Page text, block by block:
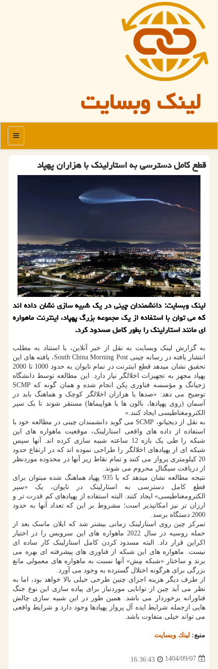
لینک وبسایت
منو
قطع کامل دسترسی به استارلینک با هزاران پهپاد
لینک وبسایت: دانشمندان چینی در یک شبیه سازی نشان داده اند
که می توان با استفاده از یک مجموعه بزرگ پهپاد، اینترنت ماهواره
ای مانند استارلینک را بطور کامل مسدود کرد.
به گزارش لینک وبسایت به نقل از خبر آنلاین، با استناد به مطلب
انتشار یافته در رسانه چینی South China Morning Post، یافته های این
تحقیق نشان میدهد قطع اینترنت در تمام تایوان به حدود 1000 تا 2000
پهپاد مجهز به تجهیزات اخلالگر نیاز دارد. این مطالعه توسط دانشگاه
ژجیانگ و مؤسسه فناوری پکن انجام شده و همان گونه که SCMP
توضیح می دهد: «صدها یا هزاران اخلالگر کوچک و هماهنگ باید در
آسمان (روی پهپادها، بالون ها یا هواپیماها) مستقر شوند تا یک سپر
الکترومغناطیسی ایجاد کنند.»
به نقل از دیجیاتو، SCMP می گوید دانشمندان چینی در مطالعه خود با
استفاده از داده های واقعی استارلینک، موقعیت ماهواره های این
شبکه را طی یک بازه 12 ساعته شبیه سازی کرده اند. آنها سپس
شبکه ای از پهپادهای اخلالگر را طراحی نموده اند که در ارتفاع حدود
20 کیلومتری پرواز می کنند و تمام نقاط زیر آنها در محدوده موردنظر
از دریافت سیگنال محروم می شوند.
نتیجه مطالعه نشان میدهد که با 935 پهپاد هماهنگ شده میتوان برای
قطع کامل دسترسی به استارلینک در تایوان، یک «سپر
الکترومغناطیسی» ایجاد کنند. البته استفاده از پهپادهای کم قدرت تر و
ارزان تر نیز امکانپذیر است؛ مشروط بر این که تعداد آنها به حدود
2000 دستگاه برسد.
تمرکز چین روی استارلینک زمانی بیشتر شد که ایلان ماسک بعد از
حمله روسیه در سال 2022 ماهواره های این سرویس را در اختیار
اکراین قرار داد. البته مسدود کردن کامل استارلینک کار ساده ای
نیست. ماهواره های این شبکه از فناوری های پیشرفته ای بهره می
برند و ساختار «شبکه مِش» آنها نسبت به ماهواره های معمولی مانع
بزرگی برای هرگونه اختلال گسترده به وجود می آورد.
از طرف دیگر هزینه اجرای چنین طرحی خیلی بالا خواهد بود، اما به
نظر می آید چین از توانایی موردنیاز برای پیاده سازی این نوع جنگ
فناورانه برخوردار می باشد. همین طور در این شبیه سازی چالش
هایی ازجمله شرایط ایده آل پرواز پهپادها وجود دارد و شرایط واقعی
می تواند خیلی متفاوت باشد.
منبع: لینك وبسایت
1404/09/07
16:36:43